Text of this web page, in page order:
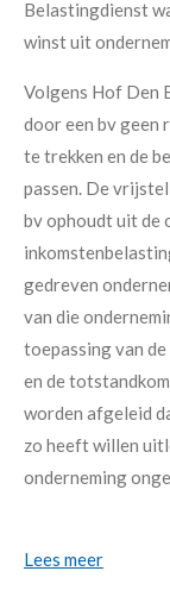
Belastingdienst
winst uit
Volgens Hof Den
door een bv geen
te trekken en de
passen. De
bv ophoudt uit de
gedreven
van die
toepassing van
en de
worden afgeleid
zo heeft willen
onderneming
Lees meer